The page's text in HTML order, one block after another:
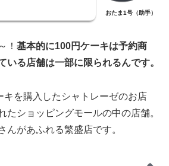
おたま1号（助手）
！ 基本的に100円ケーキは予約商
いる店舗は一部に限られるんです。
キを購入したシャトレーゼのお店
たショッピングモールの中の店舗。
んがあふれる繁盛店です。